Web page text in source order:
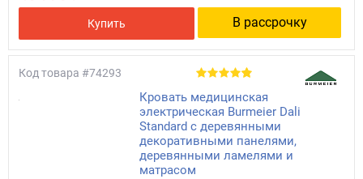
Купить В рассрочку
Код товара #74293
Кровать медицинская
электрическая Burmeier Dali
Standard с деревянными
декоративными панелями,
деревянными ламелями и
матрасом